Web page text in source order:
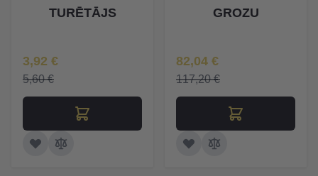
TURĒTĀJS
Īpaša Cena
3,92 €
5,60 €
GROZU
Īpaša Cena
82,04 €
117,20 €